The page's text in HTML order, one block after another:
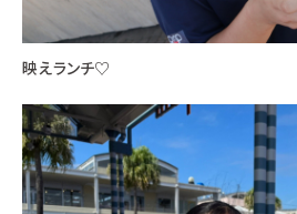
映えランチ♡